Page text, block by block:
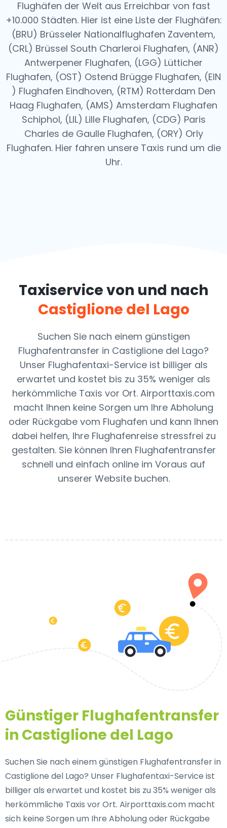
Flughäfen der Welt aus Erreichbar von fast
+10.000 Städten. Hier ist eine Liste der Flughäfen:
(BRU) Brüsseler Nationalflughafen Zaventem,
(CRL) Brüssel South Charleroi Flughafen, (ANR)
Antwerpener Flughafen, (LGG) Lütticher
Flughafen, (OST) Ostend Brügge Flughafen, (EIN
) Flughafen Eindhoven, (RTM) Rotterdam Den
Haag Flughafen, (AMS) Amsterdam Flughafen
Schiphol, (LIL) Lille Flughafen, (CDG) Paris
Charles de Gaulle Flughafen, (ORY) Orly
Flughafen. Hier fahren unsere Taxis rund um die
Uhr.
Taxiservice von und nach
Castiglione del Lago
Suchen Sie nach einem günstigen
Flughafentransfer in Castiglione del Lago?
Unser Flughafentaxi-Service ist billiger als
erwartet und kostet bis zu 35% weniger als
herkömmliche Taxis vor Ort. Airporttaxis.com
macht Ihnen keine Sorgen um Ihre Abholung
oder Rückgabe vom Flughafen und kann Ihnen
dabei helfen, Ihre Flughafenreise stressfrei zu
gestalten. Sie können Ihren Flughafentransfer
schnell und einfach online im Voraus auf
unserer Website buchen.
Günstiger Flughafentransfer
in Castiglione del Lago
Suchen Sie nach einem günstigen Flughafentransfer in
Castiglione del Lago? Unser Flughafentaxi-Service ist
billiger als erwartet und kostet bis zu 35% weniger als
herkömmliche Taxis vor Ort. Airporttaxis.com macht
sich keine Sorgen um Ihre Abholung oder Rückgabe